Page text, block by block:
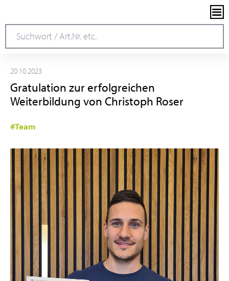
20.10.2023
Gratulation zur erfolgreichen
Weiterbildung von Christoph Roser
#Team